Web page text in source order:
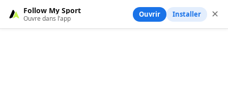
Follow My Sport
Ouvre dans l’app Ouvrir Installer ✕